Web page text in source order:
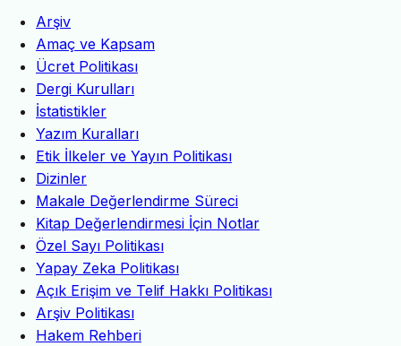
Arşiv
Amaç ve Kapsam
Ücret Politikası
Dergi Kurulları
İstatistikler
Yazım Kuralları
Etik İlkeler ve Yayın Politikası
Dizinler
Makale Değerlendirme Süreci
Kitap Değerlendirmesi İçin Notlar
Özel Sayı Politikası
Yapay Zeka Politikası
Açık Erişim ve Telif Hakkı Politikası
Arşiv Politikası
Hakem Rehberi